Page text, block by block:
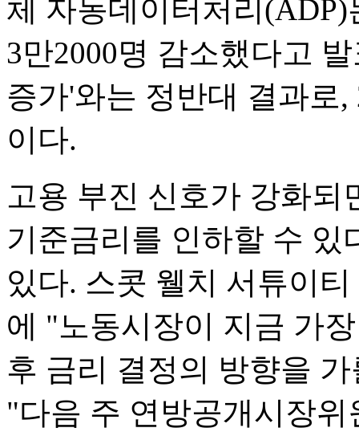
체 자동데이터처리
3만2000명 감소했다고
증가'와는 정반대 결과로
이다.
고용 부진 신호가 강화되
기준금리를 인하할 수 있
있다. 스콧 웰치 서튜이
에 "노동시장이 지금 가
후 금리 결정의 방향을
"다음 주 연방공개시장